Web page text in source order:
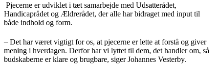
Pjecerne er udviklet i tæt samarbejde med Udsatterådet,
Handicaprådet og Ældrerådet, der alle har bidraget med input til
både indhold og form.
– Det har været vigtigt for os, at pjecerne er lette at forstå og giver
mening i hverdagen. Derfor har vi lyttet til dem, det handler om, så
budskaberne er klare og brugbare, siger Johannes Vesterby.